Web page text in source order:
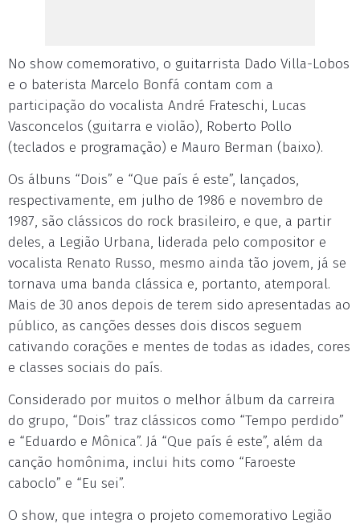
No show comemorativo, o guitarrista Dado Villa-Lobos
e o baterista Marcelo Bonfá contam com a
participação do vocalista André Frateschi, Lucas
Vasconcelos (guitarra e violão), Roberto Pollo
(teclados e programação) e Mauro Berman (baixo).
Os álbuns “Dois” e “Que país é este”, lançados,
respectivamente, em julho de 1986 e novembro de
1987, são clássicos do rock brasileiro, e que, a partir
deles, a Legião Urbana, liderada pelo compositor e
vocalista Renato Russo, mesmo ainda tão jovem, já se
tornava uma banda clássica e, portanto, atemporal.
Mais de 30 anos depois de terem sido apresentadas ao
público, as canções desses dois discos seguem
cativando corações e mentes de todas as idades, cores
e classes sociais do país.
Considerado por muitos o melhor álbum da carreira
do grupo, “Dois” traz clássicos como “Tempo perdido”
e “Eduardo e Mônica”. Já “Que país é este”, além da
canção homônima, inclui hits como “Faroeste
caboclo” e “Eu sei”.
O show, que integra o projeto comemorativo Legião